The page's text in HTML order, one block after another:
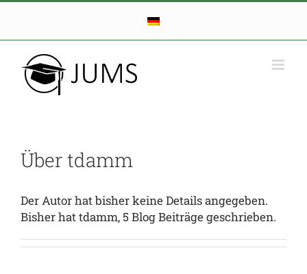
Zum
springen
Übertdamm
Der Autor hat bisher keine Details angegeben.
Bisher hat tdamm, 5 Blog Beiträge geschrieben.